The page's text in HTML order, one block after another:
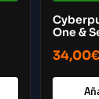
One &
34,00€